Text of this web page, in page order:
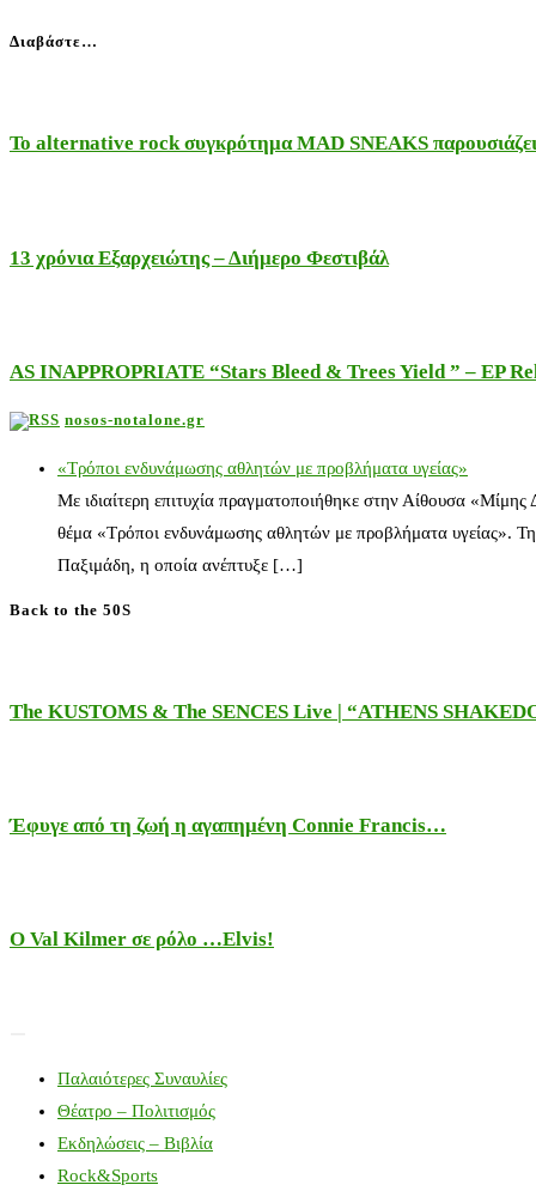
Διαβάστε…
Το alternative rock συγκρότημα MAD SNEAKS
13 χρόνια Εξαρχειώτης – Διήμερο Φεστιβάλ
AS INAPPROPRIATE “Stars Bleed & Trees Yield ” – EP
nosos-notalone.gr
«Τρόποι ενδυνάμωσης αθλητών με προβλήματα υγείας»
Με ιδιαίτερη επιτυχία πραγματοποιήθηκε στην Αίθουσα
θέμα «Τρόποι ενδυνάμωσης αθλητών με προβλήματα υγείας».
Παξιμάδη, η οποία ανέπτυξε […]
Back to the 50S
The KUSTOMS & The SENCES Live | “ATHENS
Έφυγε από τη ζωή η αγαπημένη Connie Francis…
Ο Val Kilmer σε ρόλο …Elvis!
Παλαιότερες Συναυλίες
Θέατρο – Πολιτισμός
Εκδηλώσεις – Βιβλία
Rock&Sports